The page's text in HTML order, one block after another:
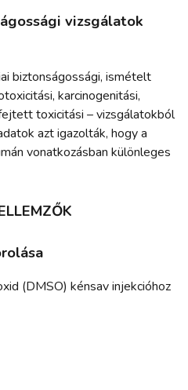
vizsgálatok
biztonságossági, ismételt
karcinogenitási,
toxicitási – vizsgálatokból
azt igazolták, hogy a
vonatkozásban különleges
(DMSO) kénsav injekcióhoz